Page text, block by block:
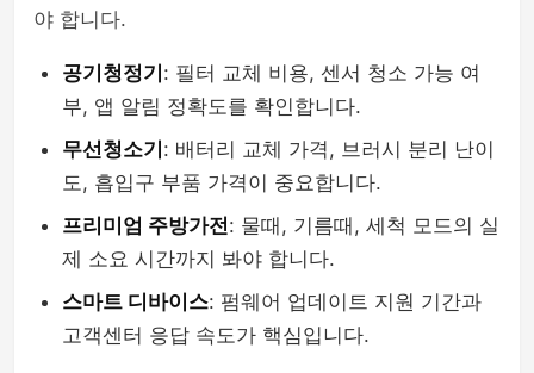
야 합니다.
공기청정기 : 필터 교체 비용, 센서 청소 가능 여
부, 앱 알림 정확도를 확인합니다.
무선청소기 : 배터리 교체 가격, 브러시 분리 난이
도, 흡입구 부품 가격이 중요합니다.
프리미엄 주방가전: 물때, 기름때, 세척 모드의 실
제 소요 시간까지 봐야 합니다.
스마트 디바이스: 펌웨어 업데이트 지원 기간과
고객센터 응답 속도가 핵심입니다.